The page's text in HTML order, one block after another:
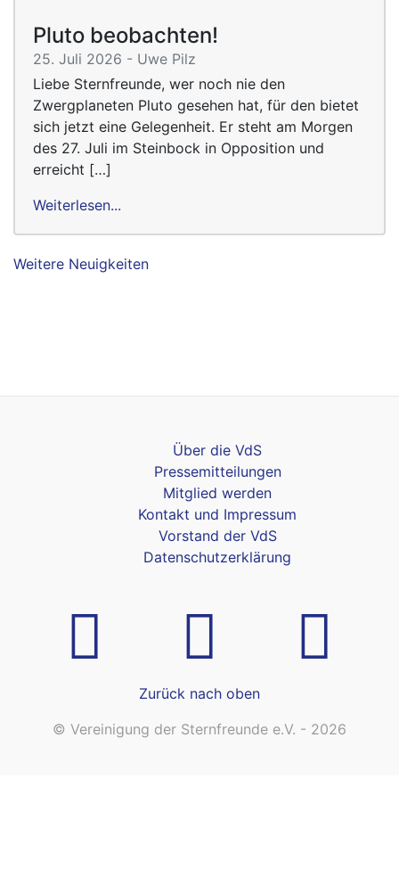
Pluto beobachten!
25. Juli 2026 - Uwe Pilz
Liebe Sternfreunde, wer noch nie den
Zwergplaneten Pluto gesehen hat, für den bietet
sich jetzt eine Gelegenheit. Er steht am Morgen
des 27. Juli im Steinbock in Opposition und
erreicht […]
Weiterlesen...
Weitere Neuigkeiten
Über die VdS
Pressemitteilungen
Mitglied werden
Kontakt und Impressum
Vorstand der VdS
Datenschutzerklärung
Zurück nach oben
© Vereinigung der Sternfreunde e.V. - 2026